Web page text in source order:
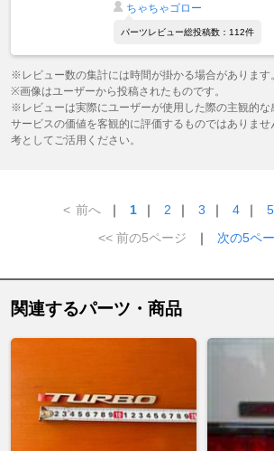
ちゃちゃゴロー
パーツレビュー総投稿数：112件
※レビュー数の集計には時間が掛かる場合があります。
※画像はユーザーから投稿されたものです。
※レビューは実際にユーザーが使用した際の主観的な
サービスの価値を客観的に評価するものではありま
考としてご活用ください。
< 前へ ｜ 1 ｜ 2 ｜ 3 ｜ 4 ｜ 5
<< 前の5ページ
｜ 次の5ペ
関連するパーツ・商品